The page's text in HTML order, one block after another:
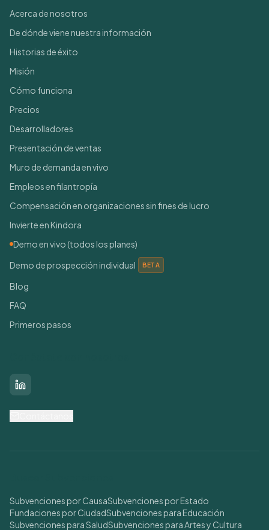
Acerca de nosotros
De dónde viene nuestra información
Historias de éxito
Misión
Cómo funciona
Precios
Desarrolladores
Presentación de ventas
Muro de demanda en vivo
Empleos en filantropía
Compensación en organizaciones sin fines de lucro
Invierte en Kindora
Demo en vivo (todos los planes)
Demo de prospección individual
BETA
Blog
FAQ
Primeros pasos
LinkedIn
Subvenciones por CausaSubvenciones por Estado
Fundaciones por CiudadSubvenciones para Educación
Subvenciones para SaludSubvenciones para Artes y Cultura